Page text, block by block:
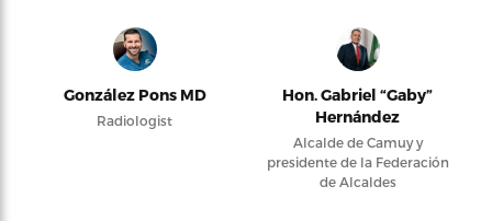
González Pons MD
Radiologist
Hon. Gabriel “Gaby”
Hernández
Alcalde de Camuy y
presidente de la Federación
de Alcaldes